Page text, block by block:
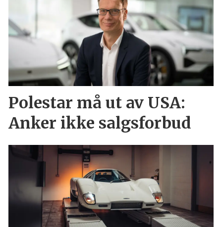
Polestar må ut av USA:
Anker ikke salgsforbud